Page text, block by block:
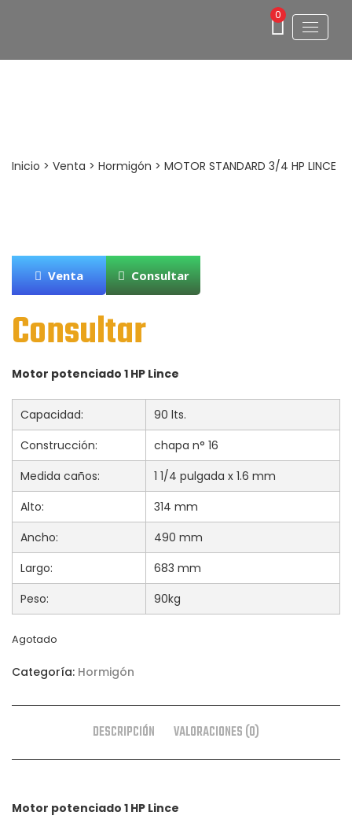
0
Inicio > Venta > Hormigón > MOTOR STANDARD 3/4 HP LINCE
Consultar
Motor potenciado 1 HP Lince
Capacidad:
90 lts.
Construcción:
chapa n° 16
Medida caños:
1 1/4 pulgada x 1.6 mm
Alto:
314 mm
Ancho:
490 mm
Largo:
683 mm
Peso:
90kg
Agotado
Categoría: Hormigón
DESCRIPCIÓN VALORACIONES (0)
Motor potenciado 1 HP Lince
Venta Consultar